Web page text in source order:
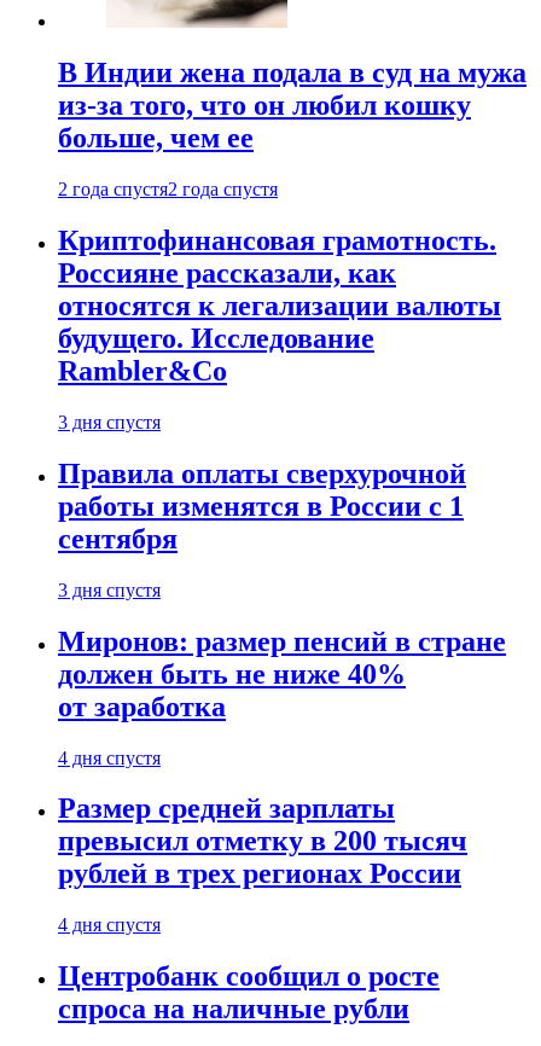
В Индии жена подала в суд на мужа
из-за того, что он любил кошку
больше, чем ее
2 года спустя2 года спустя
Криптофинансовая грамотность.
Россияне рассказали, как
относятся к легализации валюты
будущего. Исследование
Rambler&Co
3 дня спустя
Правила оплаты сверхурочной
работы изменятся в России с 1
сентября
3 дня спустя
Миронов: размер пенсий в стране
должен быть не ниже 40%
от заработка
4 дня спустя
Размер средней зарплаты
превысил отметку в 200 тысяч
рублей в трех регионах России
4 дня спустя
Центробанк сообщил о росте
спроса на наличные рубли